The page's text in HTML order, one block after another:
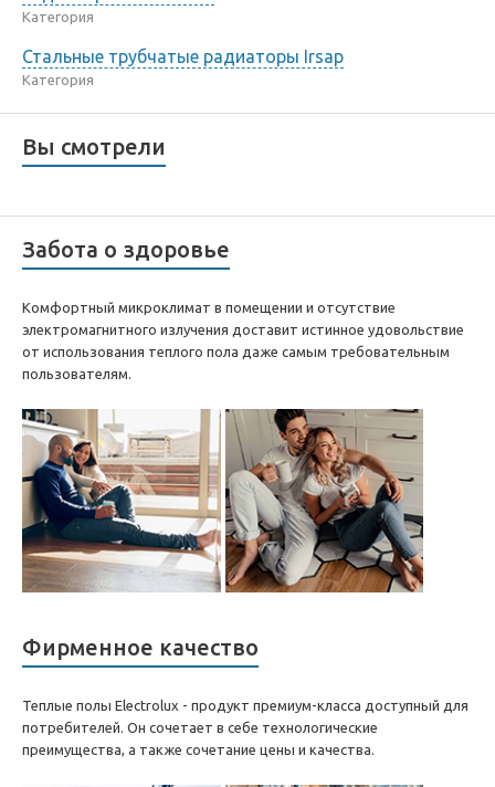
Категория
Стальные трубчатые радиаторы Irsap
Категория
Вы смотрели
Забота о здоровье
Комфортный микроклимат в помещении и отсутствие
электромагнитного излучения доставит истинное удовольствие
от использования теплого пола даже самым требовательным
пользователям.
Фирменное качество
Теплые полы Electrolux - продукт премиум-класса доступный для
потребителей. Он сочетает в себе технологические
преимущества, а также сочетание цены и качества.